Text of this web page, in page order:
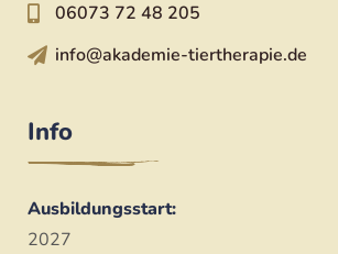
06073 72 48 205
info@akademie-tiertherapie.de
Info
Ausbildungsstart:
2027